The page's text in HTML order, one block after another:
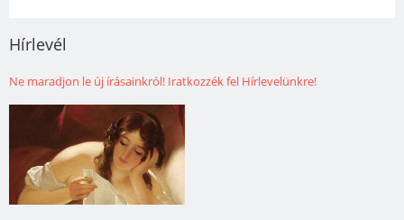
Hírlevél
Ne maradjon le új írásainkról! Iratkozzék fel Hírlevelünkre!